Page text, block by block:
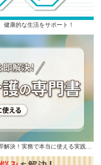
健康的な生活をサポート！
解決！実務で本当に使える実践…